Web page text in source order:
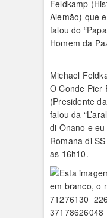
Feldkamp
Alemão) que
falou do
Homem da
Michael
O Conde Pier
(Presidente
falou da
di Onano e
Romana di
as 16h10.